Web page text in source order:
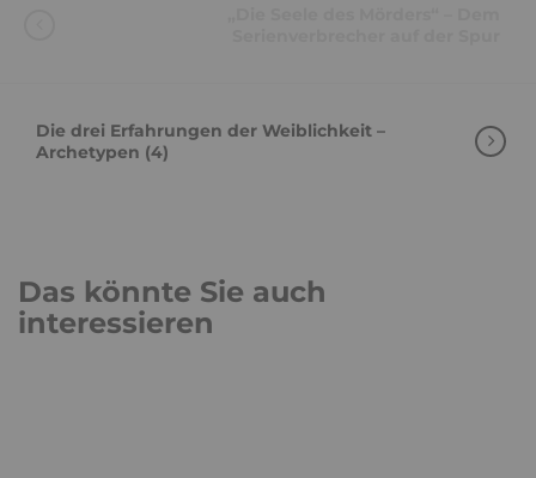
Die drei Erfahrungen der Weiblichkeit –
Archetypen (4)
Das könnte Sie auch
interessieren